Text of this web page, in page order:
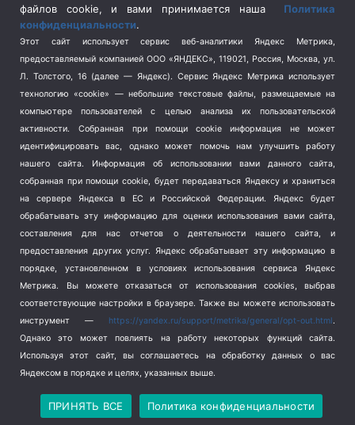
Спецоперация на Украине
(404)
Спорт (740)
Терроризм (1)
Транспорт (262)
Туризм (178)
Школа и спорт (2)
Экология (8)
Экономика (1172)
Политика конфиденциальности
файлов cookie, и вами принимается наша Политика
конфиденциальности.
Этот сайт использует сервис веб-аналитики Яндекс Метрика,
предоставляемый компанией ООО «ЯНДЕКС», 119021, Россия, Москва, ул.
Л. Толстого, 16 (далее — Яндекс). Сервис Яндекс Метрика использует
технологию «cookie» — небольшие текстовые файлы, размещаемые на
компьютере пользователей с целью анализа их пользовательской
активности.
Собранная при помощи cookie информация не может
идентифицировать вас, однако может помочь нам улучшить работу
нашего сайта. Информация об использовании вами данного сайта,
собранная при помощи cookie, будет передаваться Яндексу и храниться
на сервере Яндекса в ЕС и Российской Федерации. Яндекс будет
обрабатывать эту информацию для оценки использования вами сайта,
составления для нас отчетов о деятельности нашего сайта, и
предоставления других услуг. Яндекс обрабатывает эту информацию в
порядке, установленном в условиях использования сервиса Яндекс
Метрика.
Вы можете отказаться от использования cookies, выбрав
соответствующие настройки в браузере. Также вы можете использовать
инструмент — https://yandex.ru/support/metrika/general/opt-out.html.
Однако это может повлиять на работу некоторых функций сайта.
Используя этот сайт, вы соглашаетесь на обработку данных о вас
Яндексом в порядке и целях, указанных выше.
ПРИНЯТЬ ВСЕ Политика конфиденциальности